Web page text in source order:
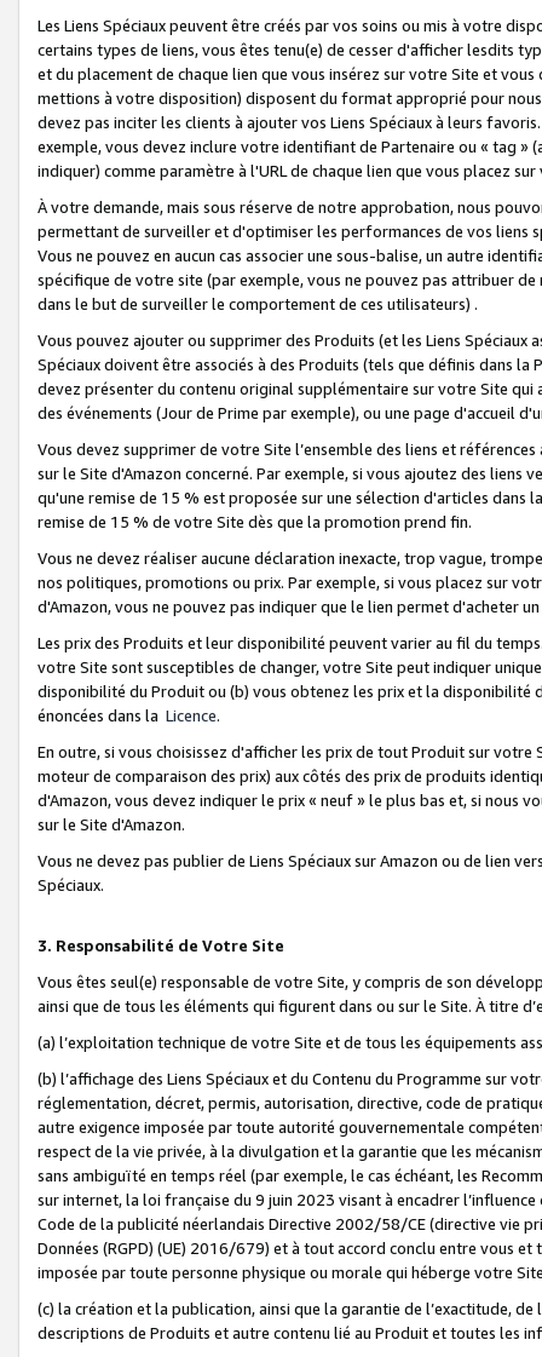
Les Liens Spéciaux peuvent être créés par vos soins ou mis à votre
certains types de liens, vous êtes tenu(e) de cesser d'afficher lesdits
et du placement de chaque lien que vous insérez sur votre Site et
mettions à votre disposition) disposent du format approprié pour
devez pas inciter les clients à ajouter vos Liens Spéciaux à leurs
exemple, vous devez inclure votre identifiant de Partenaire ou « tag
indiquer) comme paramètre à l'URL de chaque lien que vous placez
À votre demande, mais sous réserve de notre approbation, nous
permettant de surveiller et d'optimiser les performances de vos liens
Vous ne pouvez en aucun cas associer une sous-balise, un autre
spécifique de votre site (par exemple, vous ne pouvez pas attribuer
dans le but de surveiller le comportement de ces utilisateurs) .
Vous pouvez ajouter ou supprimer des Produits (et les Liens
Spéciaux doivent être associés à des Produits (tels que définis dans
devez présenter du contenu original supplémentaire sur votre Site qui
des événements (Jour de Prime par exemple), ou une page d'accueil
Vous devez supprimer de votre Site l’ensemble des liens et
sur le Site d'Amazon concerné. Par exemple, si vous ajoutez des
qu'une remise de 15 % est proposée sur une sélection d'articles
remise de 15 % de votre Site dès que la promotion prend fin.
Vous ne devez réaliser aucune déclaration inexacte, trop vague,
nos politiques, promotions ou prix. Par exemple, si vous placez sur
d'Amazon, vous ne pouvez pas indiquer que le lien permet d'acheter
Les prix des Produits et leur disponibilité peuvent varier au fil du
votre Site sont susceptibles de changer, votre Site peut indiquer
disponibilité du Produit ou (b) vous obtenez les prix et la disponibilité
énoncées dans la Licence.
En outre, si vous choisissez d'afficher les prix de tout Produit sur
moteur de comparaison des prix) aux côtés des prix de produits
d'Amazon, vous devez indiquer le prix « neuf » le plus bas et, si nous
sur le Site d'Amazon.
Vous ne devez pas publier de Liens Spéciaux sur Amazon ou de lien
Spéciaux.
3. Responsabilité de Votre Site
Vous êtes seul(e) responsable de votre Site, y compris de son
ainsi que de tous les éléments qui figurent dans ou sur le Site. À titre
(a) l’exploitation technique de votre Site et de tous les équipements
(b) l’affichage des Liens Spéciaux et du Contenu du Programme sur
réglementation, décret, permis, autorisation, directive, code de
autre exigence imposée par toute autorité gouvernementale
respect de la vie privée, à la divulgation et la garantie que les
sans ambiguïté en temps réel (par exemple, le cas échéant, les
sur internet, la loi française du 9 juin 2023 visant à encadrer
Code de la publicité néerlandais Directive 2002/58/CE (directive vie
Données (RGPD) (UE) 2016/679) et à tout accord conclu entre vous
imposée par toute personne physique ou morale qui héberge votre
(c) la création et la publication, ainsi que la garantie de l’exactitude,
descriptions de Produits et autre contenu lié au Produit et toutes les